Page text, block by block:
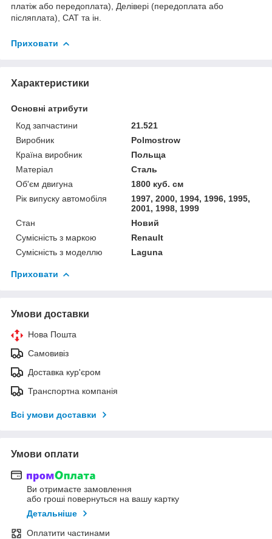
платіж або передоплата), Делівері (передоплата або
післяплата), САТ та ін.
Приховати
Характеристики
Основні атрибути
Код запчастини
21.521
Виробник
Polmostrow
Країна виробник
Польща
Матеріал
Сталь
Об'єм двигуна
1800 куб. см
Рік випуску автомобіля
1997, 2000, 1994, 1996, 1995,
2001, 1998, 1999
Стан
Новий
Сумісність з маркою
Renault
Сумісність з моделлю
Laguna
Приховати
Умови доставки
Нова Пошта
Самовивіз
Доставка кур'єром
Транспортна компанія
Всі умови доставки
Умови оплати
Ви отримаєте замовлення
або гроші повернуться на вашу картку
Детальніше
Оплатити частинами